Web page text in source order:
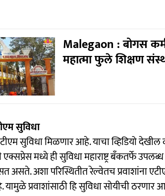
Malegaon : बोगस
महात्मा फुले शिक्षण
सुविधा
सुविधा मिळणार आहे. याचा व्हिडियो
एक्सप्रेस मध्ये ही सुविधा महाराष्ट्र बँकतर्फे
असते. अशा परिस्थितीत रेल्वेतच प्रवाशांना
प्रवाशांसाठी हि सुविधा सोयीची ठरणार